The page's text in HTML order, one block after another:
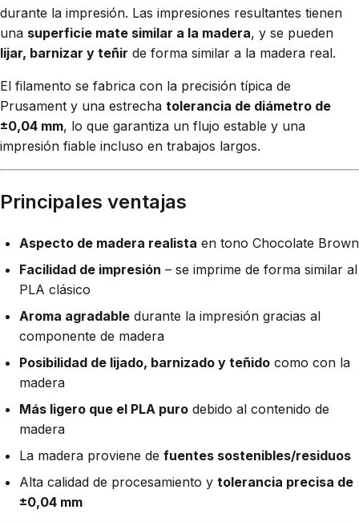
durante la impresión. Las impresiones resultantes tienen
una superficie mate similar a la madera, y se pueden
lijar, barnizar y teñir de forma similar a la madera real.
El filamento se fabrica con la precisión típica de
Prusament y una estrecha tolerancia de diámetro de
±0,04 mm, lo que garantiza un flujo estable y una
impresión fiable incluso en trabajos largos.
Principales ventajas
Aspecto de madera realista en tono Chocolate Brown
Facilidad de impresión – se imprime de forma similar al
PLA clásico
Aroma agradable durante la impresión gracias al
componente de madera
Posibilidad de lijado, barnizado y teñido como con la
madera
Más ligero que el PLA puro debido al contenido de
madera
La madera proviene de fuentes sostenibles/residuos
Alta calidad de procesamiento y tolerancia precisa de
±0,04 mm